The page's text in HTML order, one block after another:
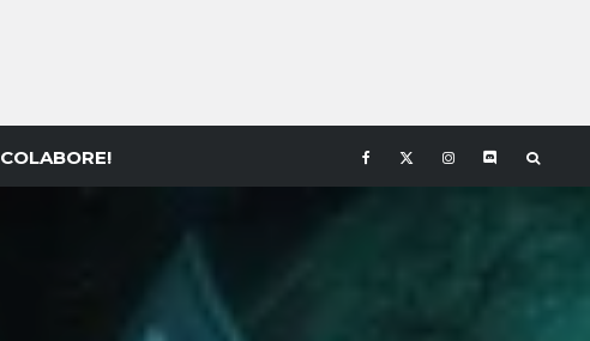
COLABORE!